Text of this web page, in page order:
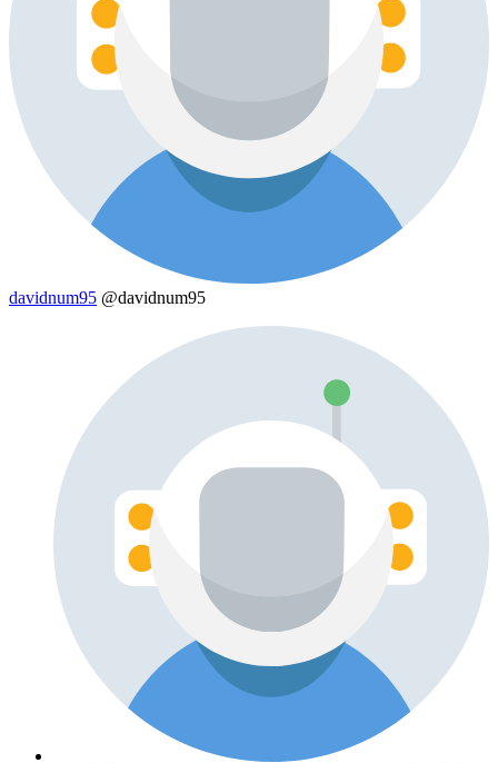
davidnum95 @davidnum95